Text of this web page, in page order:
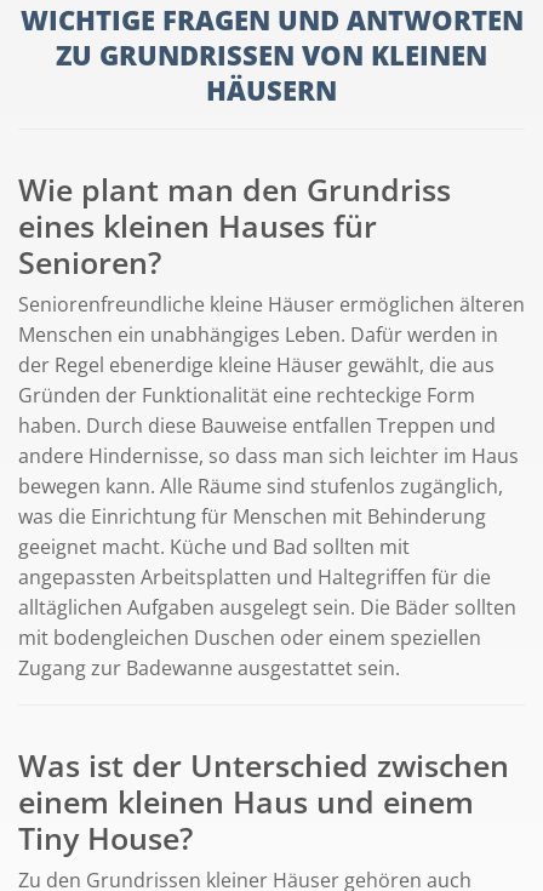
WICHTIGE FRAGEN UND ANTWORTEN
ZU GRUNDRISSEN VON KLEINEN
HÄUSERN
Wie plant man den Grundriss
eines kleinen Hauses für
Senioren?
Seniorenfreundliche kleine Häuser ermöglichen älteren
Menschen ein unabhängiges Leben. Dafür werden in
der Regel ebenerdige kleine Häuser gewählt, die aus
Gründen der Funktionalität eine rechteckige Form
haben. Durch diese Bauweise entfallen Treppen und
andere Hindernisse, so dass man sich leichter im Haus
bewegen kann. Alle Räume sind stufenlos zugänglich,
was die Einrichtung für Menschen mit Behinderung
geeignet macht. Küche und Bad sollten mit
angepassten Arbeitsplatten und Haltegriffen für die
alltäglichen Aufgaben ausgelegt sein. Die Bäder sollten
mit bodengleichen Duschen oder einem speziellen
Zugang zur Badewanne ausgestattet sein.
Was ist der Unterschied zwischen
einem kleinen Haus und einem
Tiny House?
Zu den Grundrissen kleiner Häuser gehören auch